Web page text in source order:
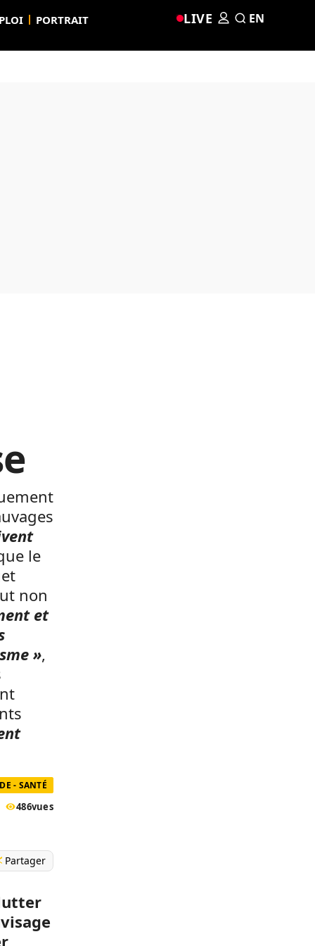
PORTRAIT LIVE EN
le
non
et
»,
- SANTÉ
486vues
Partager